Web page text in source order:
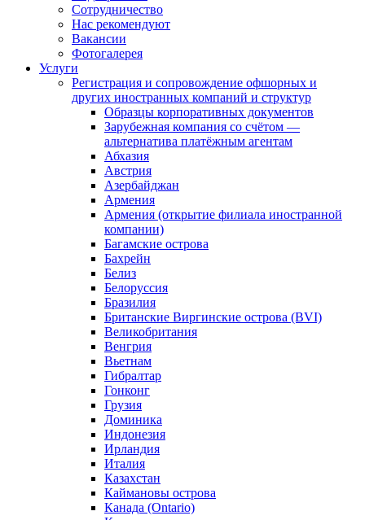
Сотрудничество
Нас рекомендуют
Вакансии
Фотогалерея
Услуги
Регистрация и сопровождение офшорных и
других иностранных компаний и структур
Образцы корпоративных документов
Зарубежная компания со счётом —
альтернатива платёжным агентам
Абхазия
Австрия
Азербайджан
Армения
Армения (открытие филиала иностранной
компании)
Багамские острова
Бахрейн
Белиз
Белоруссия
Бразилия
Британские Виргинские острова (BVI)
Великобритания
Венгрия
Вьетнам
Гибралтар
Гонконг
Грузия
Доминика
Индонезия
Ирландия
Италия
Казахстан
Каймановы острова
Канада (Ontario)